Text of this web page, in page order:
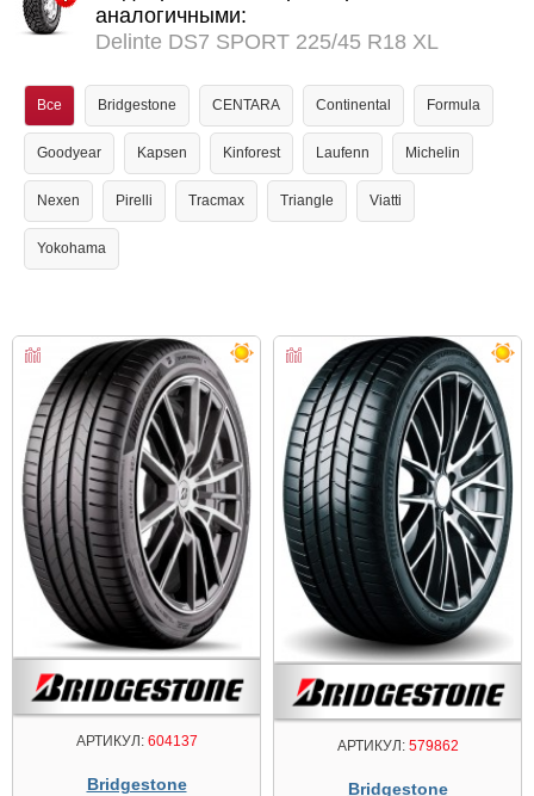
аналогичными:
Delinte DS7 SPORT 225/45 R18 XL
Все Bridgestone CENTARA Continental Formula
Goodyear Kapsen Kinforest Laufenn Michelin
Nexen Pirelli Tracmax Triangle Viatti
Yokohama
АРТИКУЛ:604137
Bridgestone
АРТИКУЛ:579862
Bridgestone